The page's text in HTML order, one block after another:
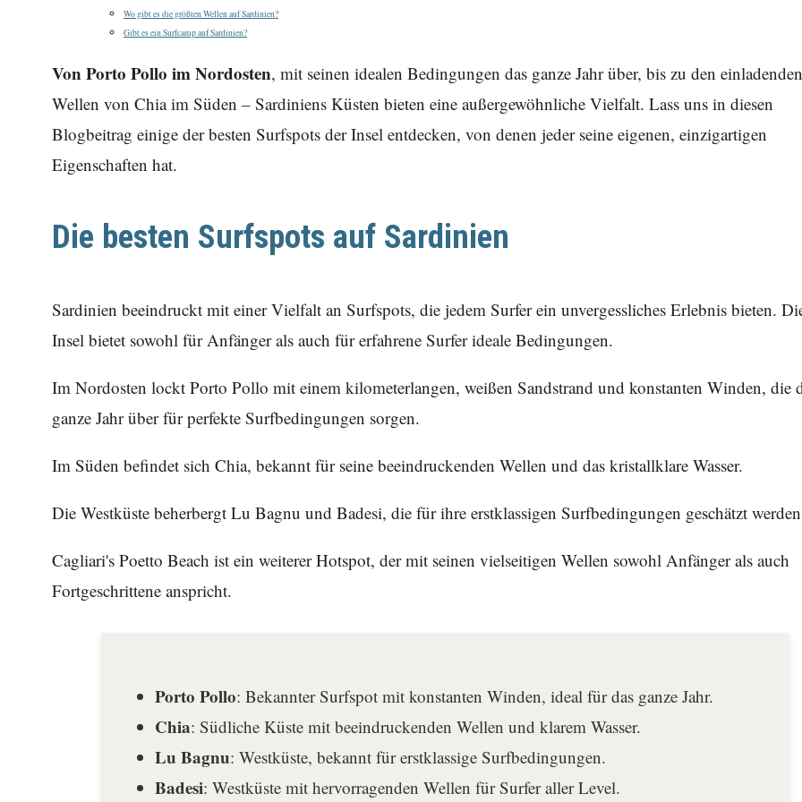
Wo gibt es die größten Wellen auf Sardinien?
Gibt es ein Surfcamp auf Sardinien?
Von Porto Pollo im Nordosten, mit seinen idealen Bedingungen das ganze Jahr über, bis zu den einladenden
Wellen von Chia im Süden – Sardiniens Küsten bieten eine außergewöhnliche Vielfalt. Lass uns in diesen
Blogbeitrag einige der besten Surfspots der Insel entdecken, von denen jeder seine eigenen, einzigartigen
Eigenschaften hat.
Die besten Surfspots auf Sardinien
Sardinien beeindruckt mit einer Vielfalt an Surfspots, die jedem Surfer ein unvergessliches Erlebnis bieten.
Insel bietet sowohl für Anfänger als auch für erfahrene Surfer ideale Bedingungen.
Im Nordosten lockt Porto Pollo mit einem kilometerlangen, weißen Sandstrand und konstanten Winden, die
ganze Jahr über für perfekte Surfbedingungen sorgen.
Im Süden befindet sich Chia, bekannt für seine beeindruckenden Wellen und das kristallklare Wasser.
Die Westküste beherbergt Lu Bagnu und Badesi, die für ihre erstklassigen Surfbedingungen geschätzt
Cagliari's Poetto Beach ist ein weiterer Hotspot, der mit seinen vielseitigen Wellen sowohl Anfänger als auch
Fortgeschrittene anspricht.
Porto Pollo: Bekannter Surfspot mit konstanten Winden, ideal für das ganze Jahr.
Chia: Südliche Küste mit beeindruckenden Wellen und klarem Wasser.
Lu Bagnu: Westküste, bekannt für erstklassige Surfbedingungen.
Badesi: Westküste mit hervorragenden Wellen für Surfer aller Level.